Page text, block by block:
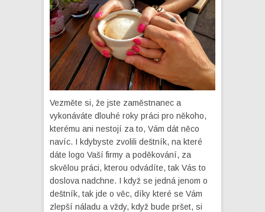
Vezměte si, že jste zaměstnanec a
vykonáváte dlouhé roky práci pro někoho,
kterému ani nestojí za to, Vám dát něco
navíc. I kdybyste zvolili deštník, na které
dáte logo Vaší firmy a poděkování, za
skvělou práci, kterou odvádíte, tak Vás to
doslova nadchne. I když se jedná jenom o
deštník, tak jde o věc, díky které se Vám
zlepší náladu a vždy, když bude pršet, si